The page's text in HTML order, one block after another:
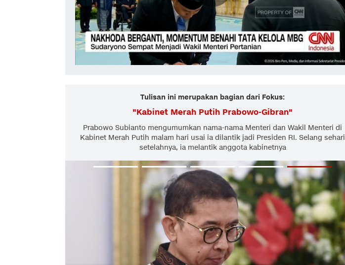
Tulisan ini merupakan bagian dari Fokus:
"Kabinet Merah Putih Prabowo-Gibran"
Prabowo Subianto mengumumkan nama-nama Menteri dan Wakil Menteri di
Kabinet Merah Putih malam hari usai ia dilantik jadi Presiden RI. Selang sehari
setelahnya, ia melantik anggota kabinetnya